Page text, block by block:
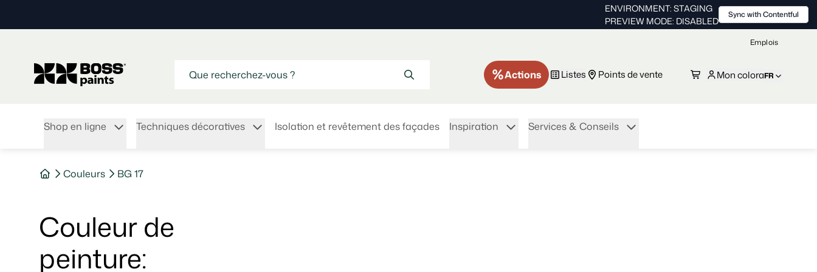
Emplois
Actions Listes Points de vente Mon coloraFR
Shop en ligne Techniques décoratives Isolation et revêtement des façades Inspiration Services & Conseils
Couleurs BG 17
Couleur de
peinture:
ENVIRONMENT: STAGING
PREVIEW MODE: DISABLED
Sync with Contentful